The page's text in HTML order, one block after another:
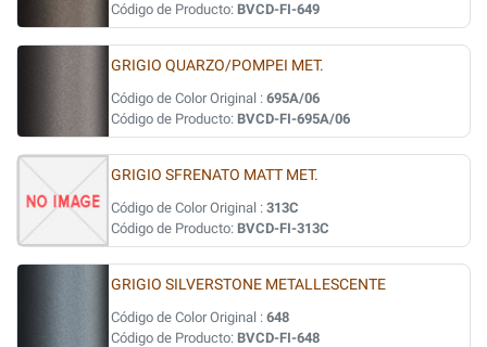
Código de Producto: BVCD-FI-649
GRIGIO QUARZO/POMPEI MET.
Código de Color Original : 695A/06
Código de Producto: BVCD-FI-695A/06
GRIGIO SFRENATO MATT MET.
Código de Color Original : 313C
Código de Producto: BVCD-FI-313C
GRIGIO SILVERSTONE METALLESCENTE
Código de Color Original : 648
Código de Producto: BVCD-FI-648